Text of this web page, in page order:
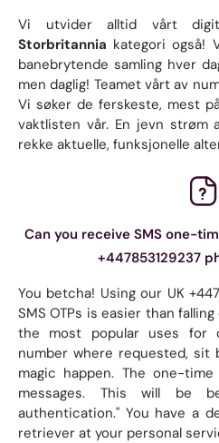
Vi utvider alltid vårt
Storbritannia kategori også!
banebrytende samling hver
men daglig! Teamet vårt av
Vi søker de ferskeste, mest
vaktlisten vår. En jevn strøm
rekke aktuelle, funksjonelle
Can you receive SMS one-
+447853129237
You betcha! Using our UK
SMS OTPs is easier than
the most popular uses for
number where requested, sit
magic happen. The one-
messages. This will be
authentication." You have a
retriever at your personal